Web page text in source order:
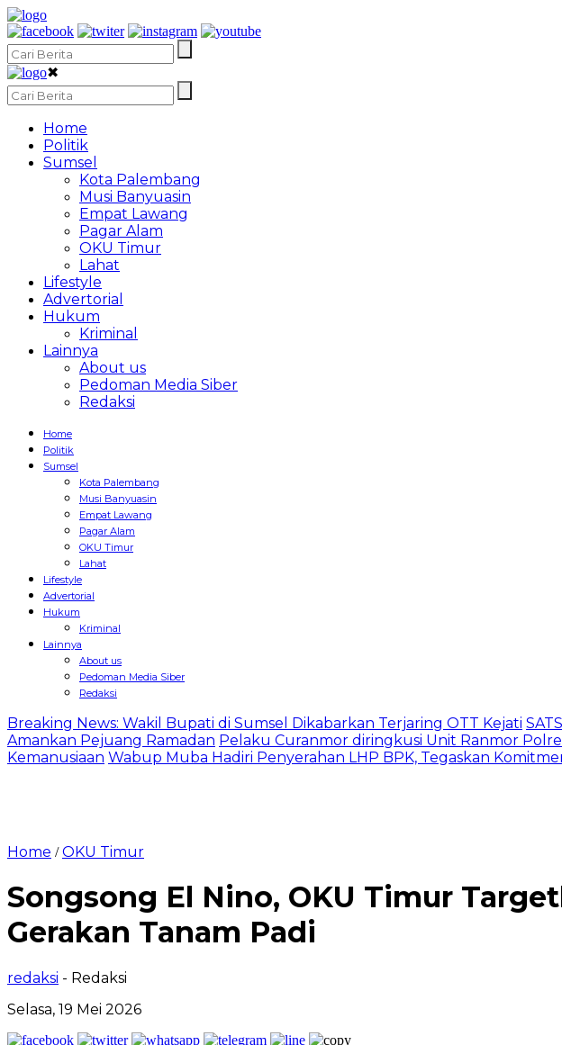
✖
Home
Politik
Sumsel
Kota Palembang
Musi Banyuasin
Empat Lawang
Pagar Alam
OKU Timur
Lahat
Lifestyle
Advertorial
Hukum
Kriminal
Lainnya
About us
Pedoman Media Siber
Redaksi
Home
Politik
Sumsel
Kota Palembang
Musi Banyuasin
Empat Lawang
Pagar Alam
OKU Timur
Lahat
Lifestyle
Advertorial
Hukum
Kriminal
Lainnya
About us
Pedoman Media Siber
Redaksi
Breaking News: Wakil Bupati di Sumsel Dikabarkan Terjaring OTT Kejati
Amankan Pejuang Ramadan Pelaku Curanmor diringkusi Unit Ranmor
Kemanusiaan Wabup Muba Hadiri Penyerahan LHP BPK, Tegaskan
Home /OKU Timur
Songsong El Nino, OKU Timur
Gerakan Tanam Padi
redaksi - Redaksi
Selasa, 19 Mei 2026